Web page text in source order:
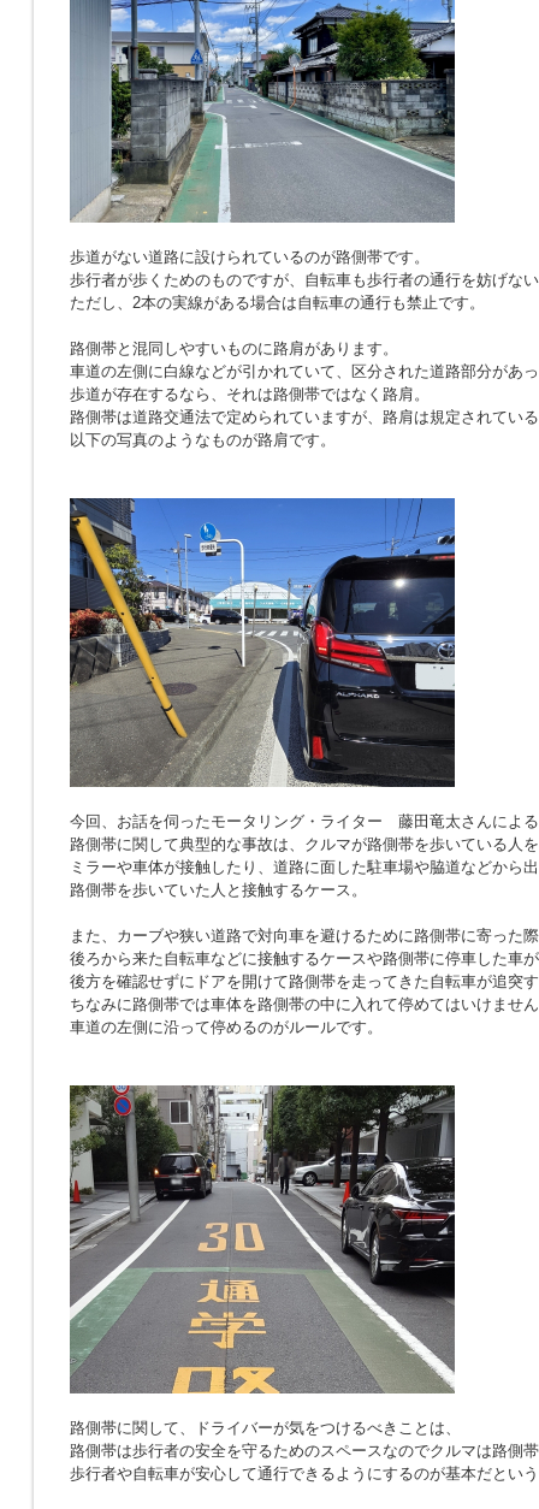
歩道がない道路に設けられているのが路側帯です。
歩行者が歩くためのものですが、自転車も歩行者の通行を妨げな
ただし、2本の実線がある場合は自転車の通行も禁止です。
路側帯と混同しやすいものに路肩があります。
車道の左側に白線などが引かれていて、区分された道路部分があ
歩道が存在するなら、それは路側帯ではなく路肩。
路側帯は道路交通法で定められていますが、路肩は規定されてい
以下の写真のようなものが路肩です。
今回、お話を伺ったモータリング・ライター 藤田竜太さんによ
路側帯に関して典型的な事故は、クルマが路側帯を歩いている人
ミラーや車体が接触したり、道路に面した駐車場や脇道などから
路側帯を歩いていた人と接触するケース。
また、カーブや狭い道路で対向車を避けるために路側帯に寄った
後ろから来た自転車などに接触するケースや路側帯に停車した車
後方を確認せずにドアを開けて路側帯を走ってきた自転車が追突
ちなみに路側帯では車体を路側帯の中に入れて停めてはいけませ
車道の左側に沿って停めるのがルールです。
路側帯に関して、ドライバーが気をつけるべきことは、
路側帯は歩行者の安全を守るためのスペースなのでクルマは路側
歩行者や自転車が安心して通行できるようにするのが基本だとい